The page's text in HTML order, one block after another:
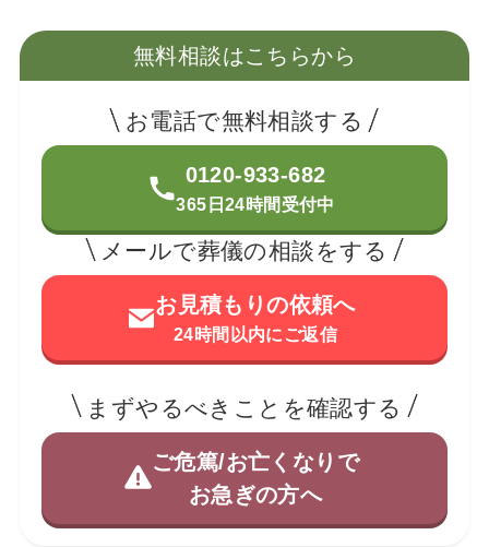
無料相談はこちらから
お電話で無料相談する
0120-933-682
365日24時間受付中
メールで葬儀の相談をする
お見積もりの依頼へ
24時間以内にご返信
まずやるべきことを確認する
ご危篤/お亡くなりで
お急ぎの方へ